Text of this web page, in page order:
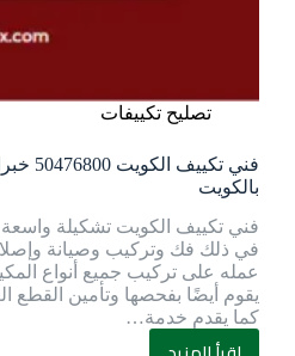
تصليح تكييفات
فني
بالكويت
فني تكييف الكويت تشكيلة واسعة
في ذلك فك وتركيب وصيانة وإصلاح
عمله على تركيب جميع أنواع
يقوم أيضًا بفحصها وتأمين القطع
كما يقدم خدمة…